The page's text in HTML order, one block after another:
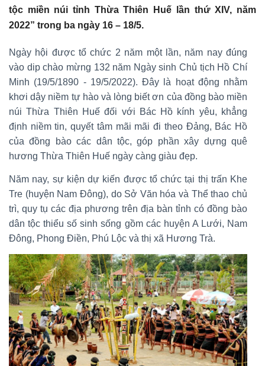
tộc miền núi tỉnh Thừa Thiên Huế lần thứ XIV, năm
2022” trong ba ngày 16 – 18/5.
Ngày hội được tổ chức 2 năm một lần, năm nay đúng
vào dip chào mừng 132 năm Ngày sinh Chủ tịch Hồ Chí
Minh (19/5/1890 - 19/5/2022). Đây là hoạt động nhằm
khơi dậy niềm tự hào và lòng biết ơn của đồng bào miền
núi Thừa Thiên Huế đối với Bác Hồ kính yêu, khẳng
định niềm tin, quyết tâm mãi mãi đi theo Đảng, Bác Hồ
của đồng bào các dân tộc, góp phần xây dựng quê
hương Thừa Thiên Huế ngày càng giàu đẹp.
Năm nay, sự kiện dự kiến được tổ chức tại thị trấn Khe
Tre (huyện Nam Đông), do Sở Văn hóa và Thể thao chủ
trì, quy tụ các địa phương trên địa bàn tỉnh có đồng bào
dân tộc thiểu số sinh sống gồm các huyện A Lưới, Nam
Đông, Phong Điền, Phú Lộc và thị xã Hương Trà.